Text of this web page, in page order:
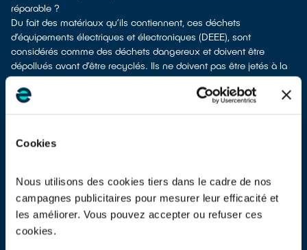
Cookies
Nous utilisons des cookies tiers dans le cadre de nos
campagnes publicitaires pour mesurer leur efficacité et
les améliorer. Vous pouvez accepter ou refuser ces
cookies.
réparable ?
Du fait des matériaux qu’ils contiennent, ces déchets
d’équipements électriques et électroniques (DEEE), sont
considérés comme des déchets dangereux et doivent être
dépollués avant d’être recyclés. Ils ne doivent pas être jetés à la
poubelle en mélange avec d’autres déchets tels que les
emballages ménagers, le mobilier usagé, les ordures
À Voreppe, vous bénéficiez de plusieurs solutions de recyclage
Différentes options s'offrent à vous :
en faire don à une associationsi votre appareil est fonctionnel
ou réparable
les apporter en déchetterie
les fairereprendre à la livraison